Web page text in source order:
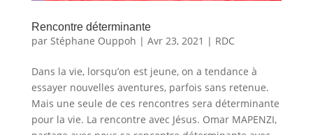
Rencontre déterminante
par Stéphane Ouppoh | Avr 23, 2021 | RDC
Dans la vie, lorsqu’on est jeune, on a tendance à
essayer nouvelles aventures, parfois sans retenue.
Mais une seule de ces rencontres sera déterminante
pour la vie. La rencontre avec Jésus. Omar MAPENZI,